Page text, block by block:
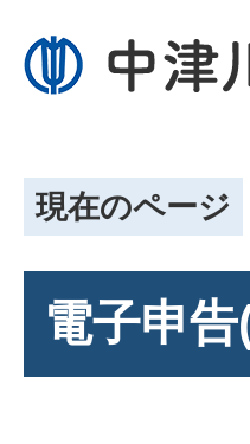
現在のページ
電子申